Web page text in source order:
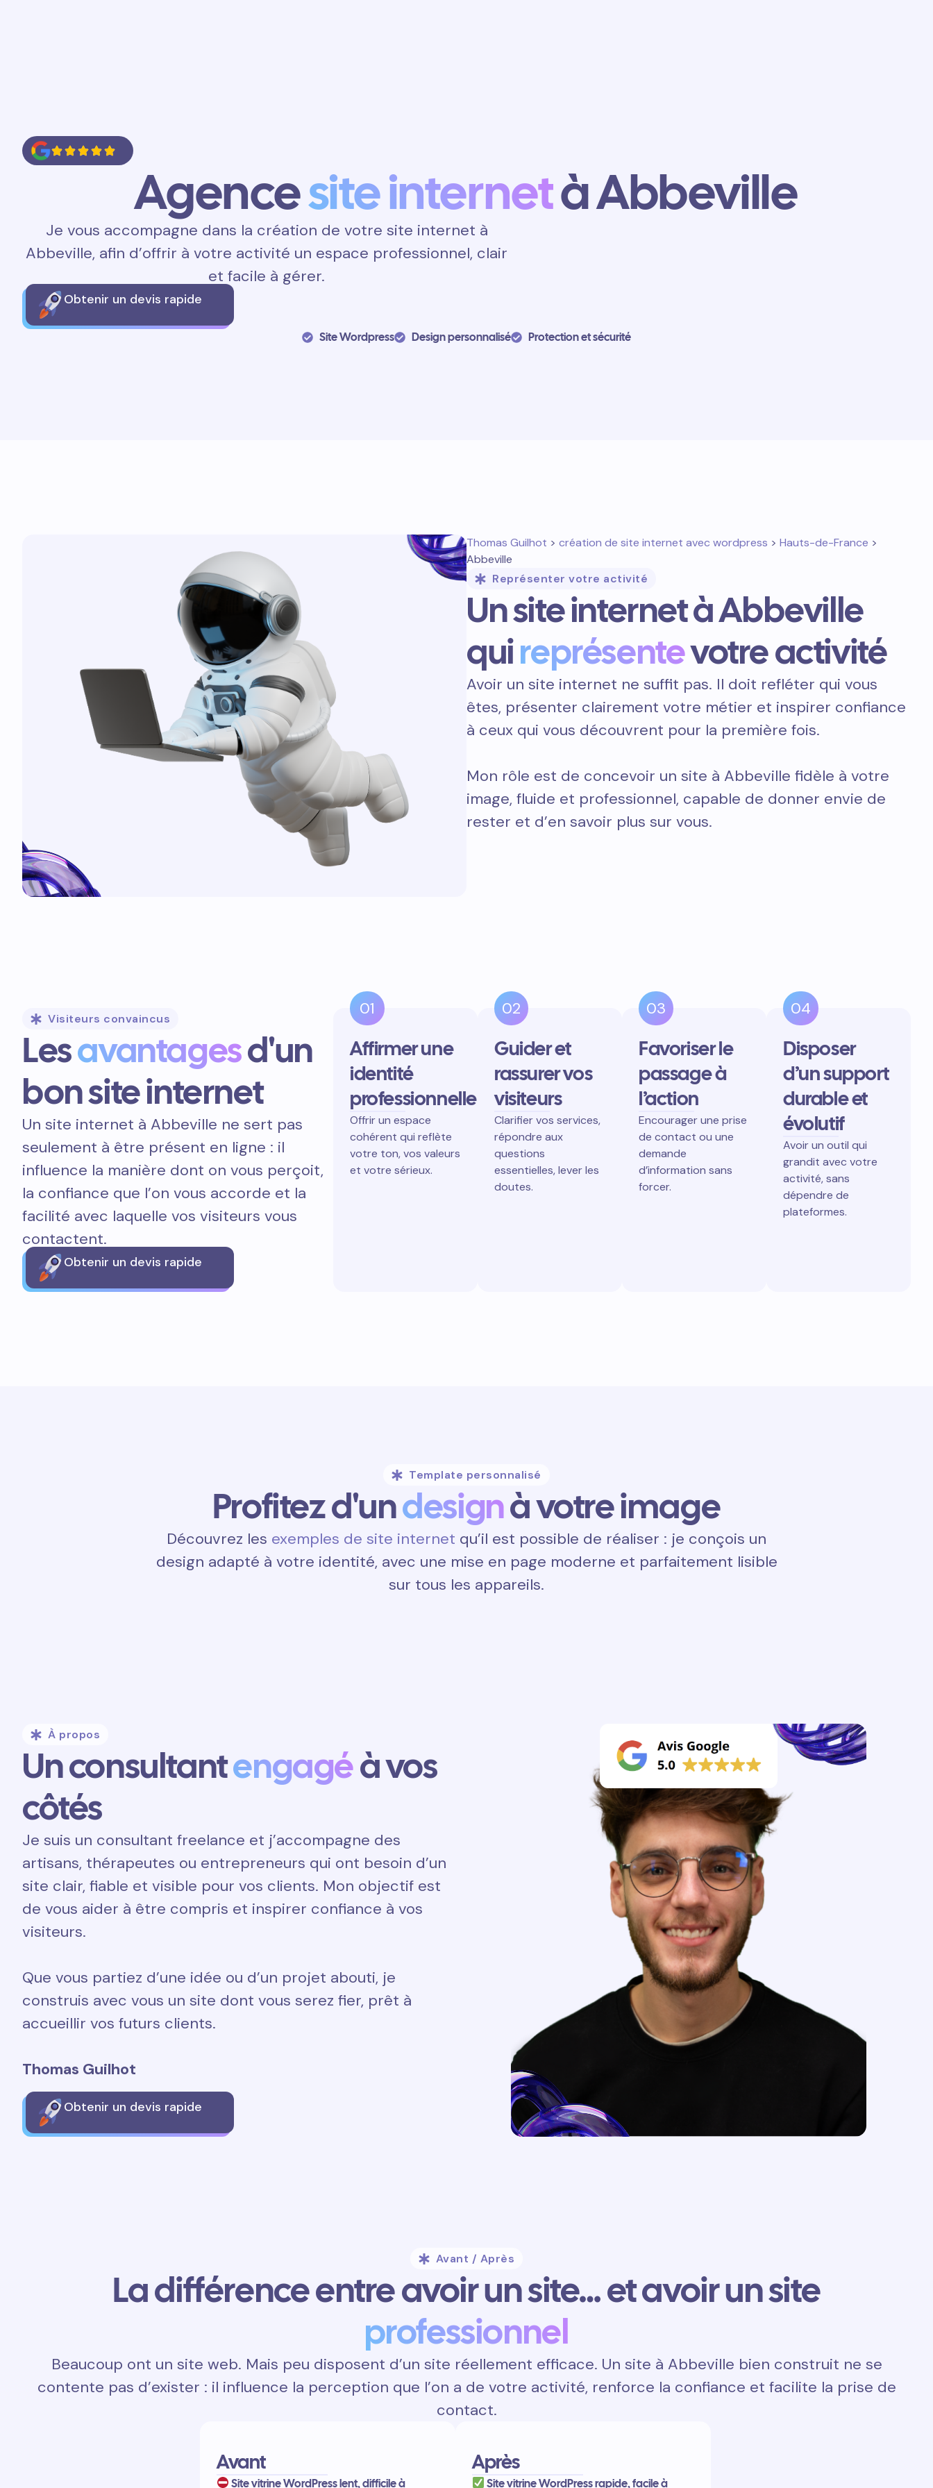
Agencesite internetà Abbeville
Je vous accompagne dans la création de votre site internet à
Abbeville, afin d’offrir à votre activité un espace professionnel, clair
et facile à gérer.
Obtenir un devis rapide
Site Wordpress Design personnalisé Protection et sécurité
Thomas Guilhot > création de site internet avec wordpress > Hauts-de-France >
Abbeville
Représenter votre activité
Un site internet à Abbeville
quireprésentevotre activité
Avoir un site internet ne suffit pas. Il doit refléter qui vous
êtes, présenter clairement votre métier et inspirer confiance
à ceux qui vous découvrent pour la première fois.
Mon rôle est de concevoir un site à Abbeville fidèle à votre
image, fluide et professionnel, capable de donner envie de
rester et d’en savoir plus sur vous.
Visiteurs convaincus
Lesavantagesd'un
bon site internet
Un site internet à Abbeville ne sert pas
seulement à être présent en ligne : il
influence la manière dont on vous perçoit,
la confiance que l’on vous accorde et la
facilité avec laquelle vos visiteurs vous
contactent.
Obtenir un devis rapide
01
Affirmer une
identité
professionnelle
Offrir un espace
cohérent qui reflète
votre ton, vos valeurs
et votre sérieux.
02
Guider et
rassurer vos
visiteurs
Clarifier vos services,
répondre aux
questions
essentielles, lever les
doutes.
03
Favoriser le
passage à
l’action
Encourager une prise
de contact ou une
demande
d’information sans
forcer.
04
Disposer
d’un support
durable et
évolutif
Avoir un outil qui
grandit avec votre
activité, sans
dépendre de
plateformes.
Template personnalisé
Profitez d'undesignà votre image
Découvrez les exemples de site internet qu’il est possible de réaliser : je conçois un
design adapté à votre identité, avec une mise en page moderne et parfaitement lisible
sur tous les appareils.
À propos
Un consultantengagéà vos
côtés
Je suis un consultant freelance et j’accompagne des
artisans, thérapeutes ou entrepreneurs qui ont besoin d’un
site clair, fiable et visible pour vos clients. Mon objectif est
de vous aider à être compris et inspirer confiance à vos
visiteurs.
Que vous partiez d’une idée ou d’un projet abouti, je
construis avec vous un site dont vous serez fier, prêt à
accueillir vos futurs clients.
Thomas Guilhot
Obtenir un devis rapide
Avant / Après
La différence entre avoir un site… et avoir un site
professionnel
Beaucoup ont un site web. Mais peu disposent d’un site réellement efficace. Un site à Abbeville bien construit ne se
contente pas d’exister : il influence la perception que l’on a de votre activité, renforce la confiance et facilite la prise de
contact.
Avant
Site vitrine WordPress lent, difficile à
Après
Site vitrine WordPress rapide, facile à